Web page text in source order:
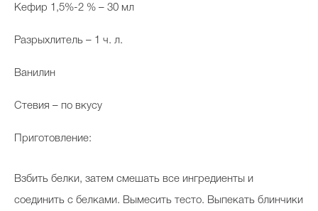
Кефир 1,5%-2 % – 30 мл
Разрыхлитель – 1 ч. л.
Ванилин
Стевия – по вкусу
Приготовление:
Взбить белки, затем смешать все ингредиенты и
соединить с белками. Вымесить тесто. Выпекать блинчики